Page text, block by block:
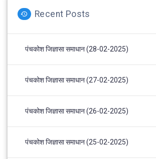
Recent Posts
पंचकोश जिज्ञासा समाधान (28-02-2025)
पंचकोश जिज्ञासा समाधान (27-02-2025)
पंचकोश जिज्ञासा समाधान (26-02-2025)
पंचकोश जिज्ञासा समाधान (25-02-2025)